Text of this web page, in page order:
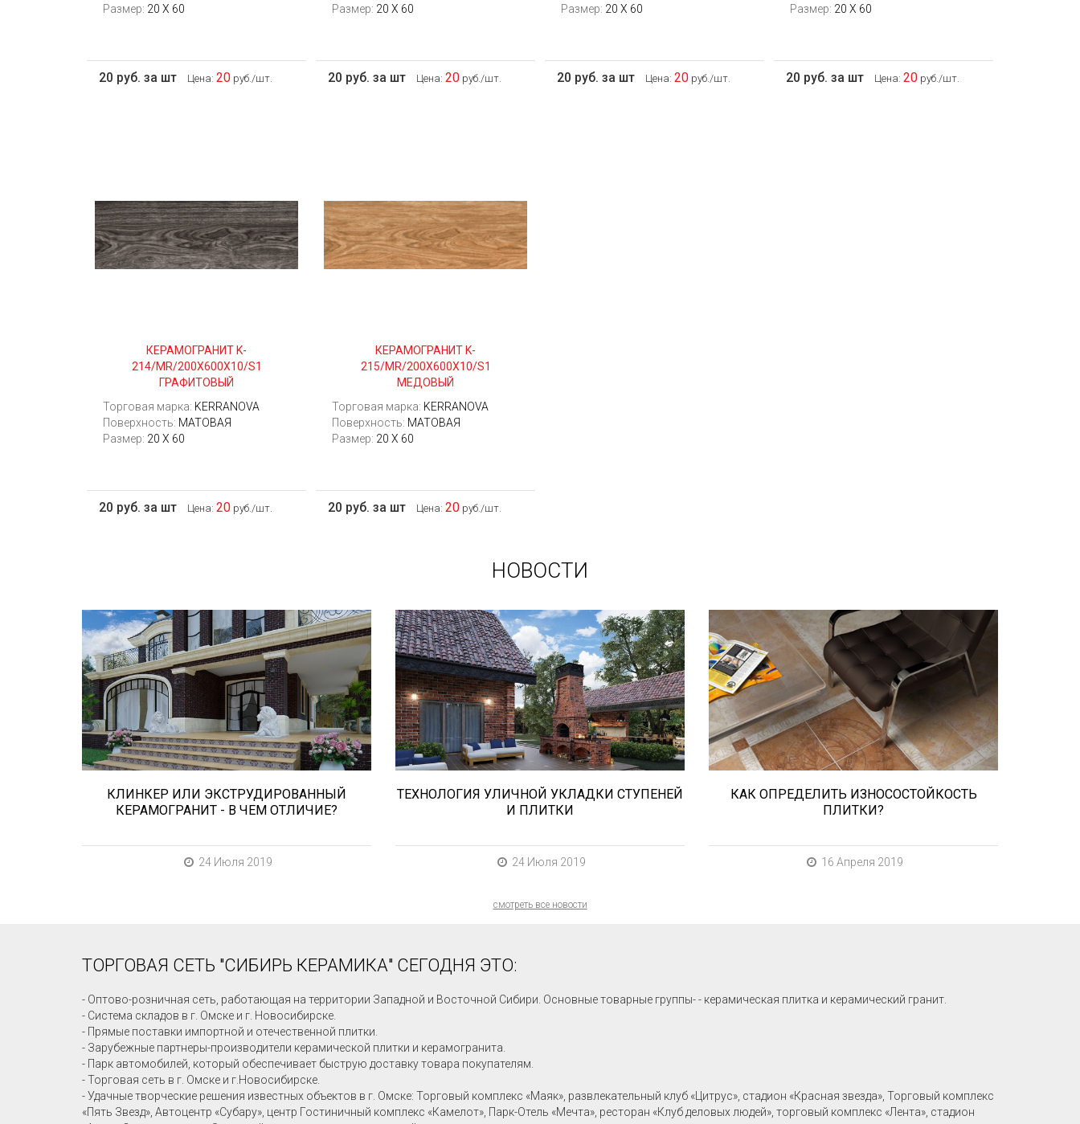
Размер: 20 Х 60
20 руб. за шт Цена: 20 руб./шт.
Размер: 20 Х 60
20 руб. за шт Цена: 20 руб./шт.
Размер: 20 Х 60
20 руб. за шт Цена: 20 руб./шт.
Размер: 20 X 60
20 руб. за шт Цена: 20 руб./шт.
КЕРАМОГРАНИТ K-
214/MR/200Х600Х10/S1
ГРАФИТОВЫЙ
Торговая марка: KERRANOVA
Поверхность: МАТОВАЯ
Размер: 20 Х 60
20 руб. за шт Цена: 20 руб./шт.
КЕРАМОГРАНИТ K-
215/MR/200Х600Х10/S1
МЕДОВЫЙ
Торговая марка: KERRANOVA
Поверхность: МАТОВАЯ
Размер: 20 Х 60
20 руб. за шт Цена: 20 руб./шт.
НОВОСТИ
Сегодня «клинкером» называют все
подряд... и напольную плитку и ступени
(фронтальные, угловые) для облицовки
крыльца, фасадную плитку и другие
материалы преимущественно для
экстерьерной отделки домов, зон...
КЛИНКЕР ИЛИ ЭКСТРУДИРОВАННЫЙ
КЕРАМОГРАНИТ - В ЧЕМ ОТЛИЧИЕ?
24 Июля 2019
В этой статье мы расскажем о том,
что нужно учесть при выборе и
укладке уличных облицовочных
материалов (ступени и плитка).
ТЕХНОЛОГИЯ УЛИЧНОЙ УКЛАДКИ СТУПЕНЕЙ
И ПЛИТКИ
24 Июля 2019
При выборе любой плитки важно
важны не только цвет и размер, но и
ее износостойкость. Как же
определить износостойкость
керамической плитки и
керамогранита? Сейчас расскажем.
КАК ОПРЕДЕЛИТЬ ИЗНОСОСТОЙКОСТЬ
ПЛИТКИ?
16 Апреля 2019
смотреть все новости
ТОРГОВАЯ СЕТЬ "СИБИРЬ КЕРАМИКА" СЕГОДНЯ ЭТО:
- Оптово-розничная сеть, работающая на территории Западной и Восточной Сибири. Основные товарные группы- - керамическая плитка и керамический гранит.
- Система складов в г. Омске и г. Новосибирске.
- Прямые поставки импортной и отечественной плитки.
- Зарубежные партнеры-производители керамической плитки и керамогранита.
- Парк автомобилей, который обеспечивает быструю доставку товара покупателям.
- Торговая сеть в г. Омске и г.Новосибирске.
- Удачные творческие решения известных объектов в г. Омске: Торговый комплекс «Маяк», развлекательный клуб «Цитрус», стадион «Красная звезда», Торговый комплекс
«Пять Звезд», Автоцентр «Субару», центр Гостиничный комплекс «Камелот», Парк-Отель «Мечта», ресторан «Клуб деловых людей», торговый комплекс «Лента», стадион